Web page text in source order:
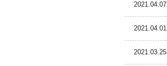
2021.04.07
2021.04.01
2021.03.25